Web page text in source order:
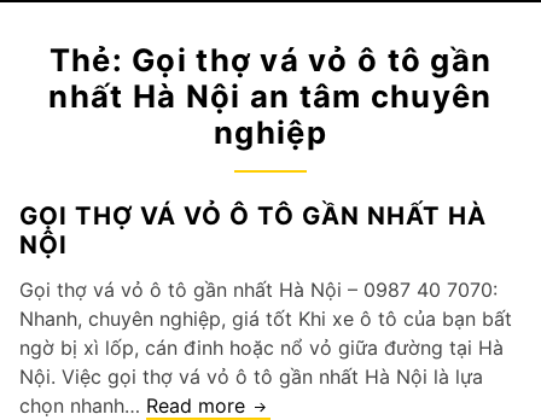
Thẻ: Gọi thợ vá vỏ ô tô gần
nhất Hà Nội an tâm chuyên
nghiệp
GỌI THỢ VÁ VỎ Ô TÔ GẦN NHẤT HÀ
NỘI
Gọi thợ vá vỏ ô tô gần nhất Hà Nội – 0987 40 7070:
Nhanh, chuyên nghiệp, giá tốt Khi xe ô tô của bạn bất
ngờ bị xì lốp, cán đinh hoặc nổ vỏ giữa đường tại Hà
Nội. Việc gọi thợ vá vỏ ô tô gần nhất Hà Nội là lựa
chọn nhanh… Read more Gọi